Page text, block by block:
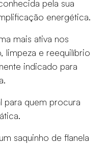
pela sua
energética.
mais ativa nos
limpeza e reequilíbrio
indicado para
quem procura
saquinho de flanela